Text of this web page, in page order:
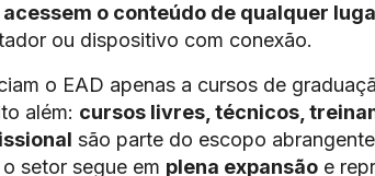
acessem o conteúdo de qualquer
ou dispositivo com conexão.
o EAD apenas a cursos de
além: cursos livres, técnicos,
são parte do escopo
setor segue em plena expansão e